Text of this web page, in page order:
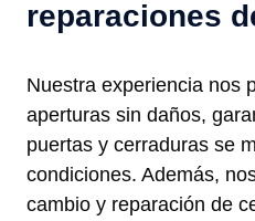
reparaciones
Nuestra experiencia nos
aperturas sin daños,
puertas y cerraduras se
condiciones. Además,
cambio y reparación de